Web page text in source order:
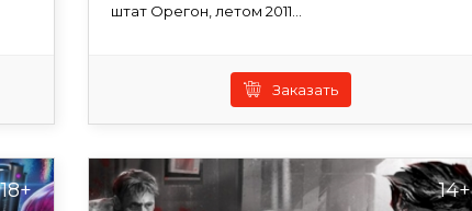
штат Орегон, летом 2011...
Заказать
18+ 14+